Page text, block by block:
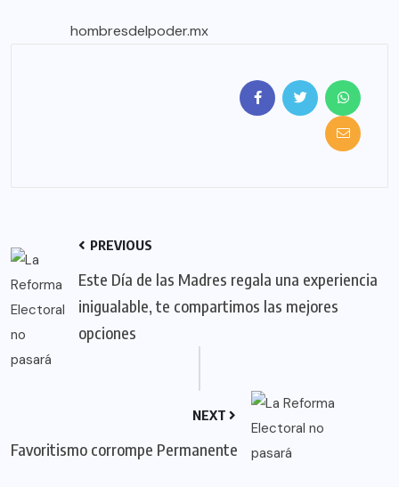
hombresdelpoder.mx
PREVIOUS
Este Día de las Madres regala una experiencia
inigualable, te compartimos las mejores
opciones
NEXT
Favoritismo corrompe Permanente